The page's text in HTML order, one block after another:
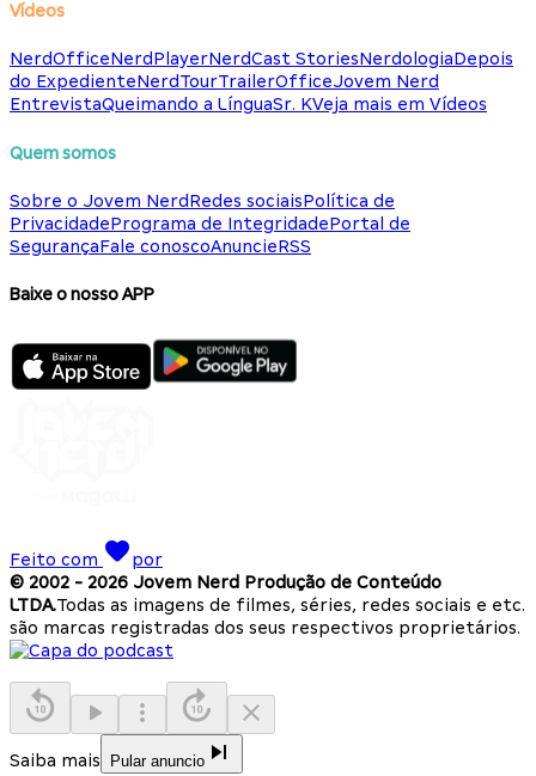
Vídeos
NerdOfficeNerdPlayerNerdCast StoriesNerdologiaDepois
do ExpedienteNerdTourTrailerOfficeJovem Nerd
EntrevistaQueimando a LínguaSr. KVeja mais em Vídeos
Quem somos
Sobre o Jovem NerdRedes sociaisPolítica de
PrivacidadePrograma de IntegridadePortal de
SegurançaFale conoscoAnuncieRSS
Baixe o nosso APP
Feito com
por
© 2002 - 2026 Jovem Nerd Produção de Conteúdo
LTDA.Todas as imagens de filmes, séries, redes sociais e etc.
são marcas registradas dos seus respectivos proprietários.
Saiba mais Pular anuncio